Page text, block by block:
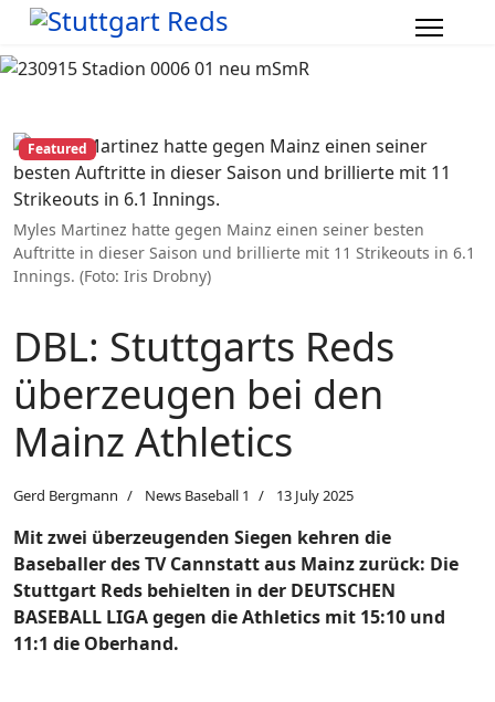
Myles Martinez hatte gegen Mainz einen seiner besten
Auftritte in dieser Saison und brillierte mit 11 Strikeouts in 6.1
Innings. (Foto: Iris Drobny)
Featured
DBL: Stuttgarts Reds
überzeugen bei den
Mainz Athletics
Gerd Bergmann News Baseball 1 13 July 2025
Mit zwei überzeugenden Siegen kehren die
Baseballer des TV Cannstatt aus Mainz zurück: Die
Stuttgart Reds behielten in der DEUTSCHEN
BASEBALL LIGA gegen die Athletics mit 15:10 und
11:1 die Oberhand.